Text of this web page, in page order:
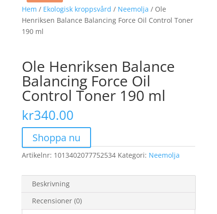
Hem / Ekologisk kroppsvård / Neemolja / Ole
Henriksen Balance Balancing Force Oil Control Toner
190 ml
Ole Henriksen Balance
Balancing Force Oil
Control Toner 190 ml
kr340.00
Shoppa nu
Artikelnr: 1013402077752534 Kategori: Neemolja
Beskrivning
Recensioner (0)